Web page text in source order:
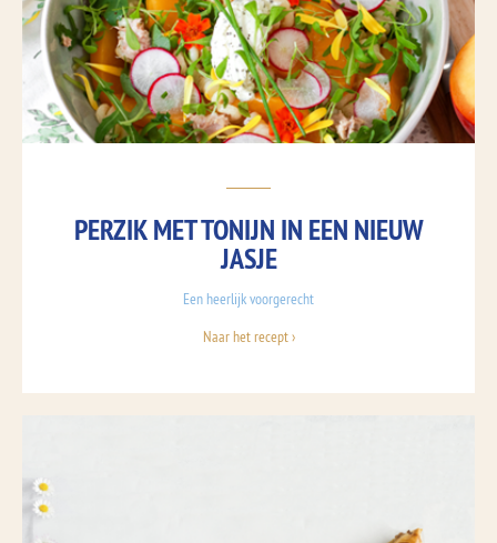
PERZIK MET TONIJN IN EEN NIEUW
JASJE
Een heerlijk voorgerecht
Naar het recept ›